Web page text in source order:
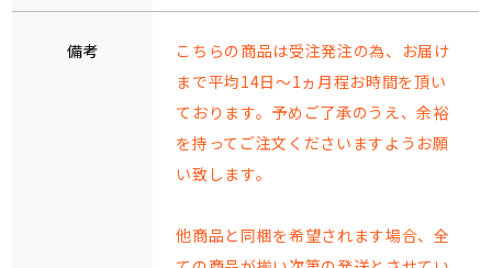
備考
こちらの商品は受注発注の為、お届け
まで平均14日～1ヵ月程お時間を頂い
ております。予めご了承のうえ、余裕
を持ってご注文くださいますようお願
い致します。
他商品と同梱を希望されます場合、全